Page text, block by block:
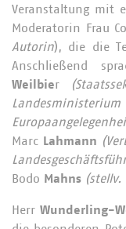
Veranstaltung mit
Moderatorin Frau
Autorin), die die
Anschließend
Weilbier
Marc Lahmann
Bodo Mahns (stellv.
Herr Wunderling-